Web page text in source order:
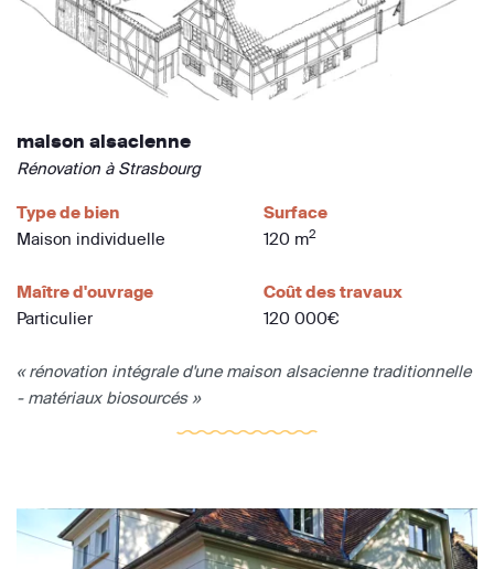
maison alsacienne
Rénovation à Strasbourg
Type de bien
Maison individuelle
Surface
120 m2
Maître d'ouvrage
Particulier
Coût des travaux
120 000€
« rénovation intégrale d'une maison alsacienne traditionnelle
- matériaux biosourcés »